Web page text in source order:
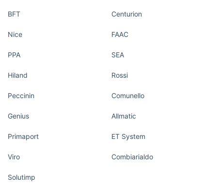
BFT Centurion
Nice FAAC
PPA SEA
Hiland Rossi
Peccinin Comunello
Genius Allmatic
Primaport ET System
Viro Combiarialdo
Solutimp